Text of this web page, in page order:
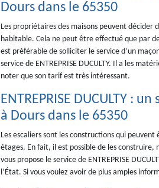
Dours dans le 65350
Les propriétaires des maisons peuvent
habitable. Cela ne peut être effectué que par
est préférable de solliciter le service d’un
service de ENTREPRISE DUCULTY. Il a les
noter que son tarif est très intéressant.
ENTREPRISE DUCULTY :
à Dours dans le 65350
Les escaliers sont les constructions qui
étages. En fait, il est possible de les
vous propose le service de ENTREPRISE
l’État. Si vous voulez avoir de plus amples